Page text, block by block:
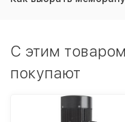
C этим
покупают